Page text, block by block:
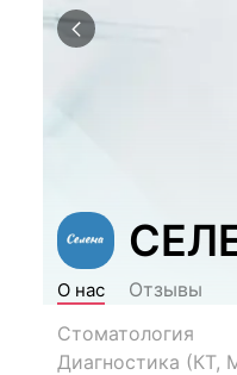
О нас
Отзывы
Стоматология
Диагностика (КТ,